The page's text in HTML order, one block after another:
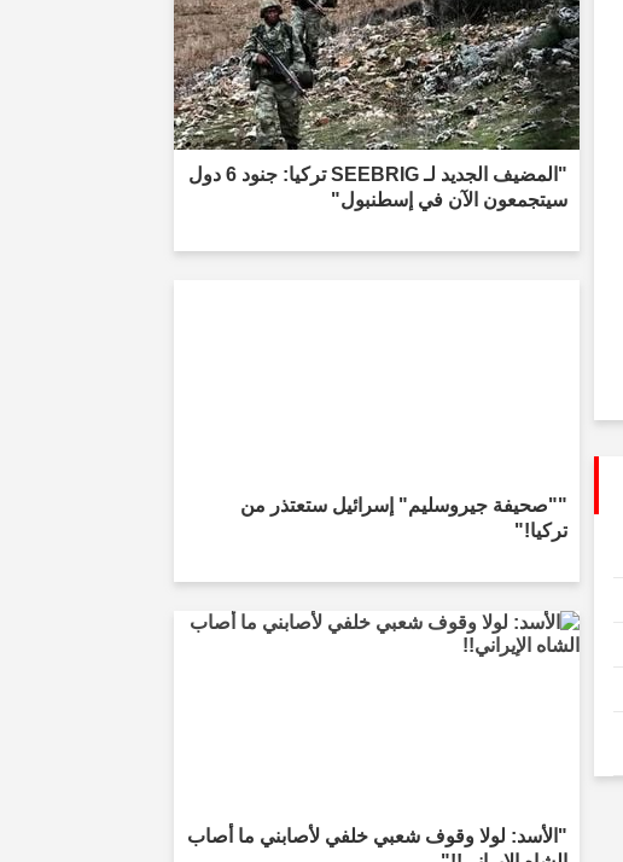
"المضيف الجديد لـ SEEBRIG تركيا: جنود 6 دول
سيتجمعون الآن في إسطنبول"
""صحيفة جيروسليم" إسرائيل ستعتذر من
تركيا!"
"الأسد: لولا وقوف شعبي خلفي لأصابني ما أصاب